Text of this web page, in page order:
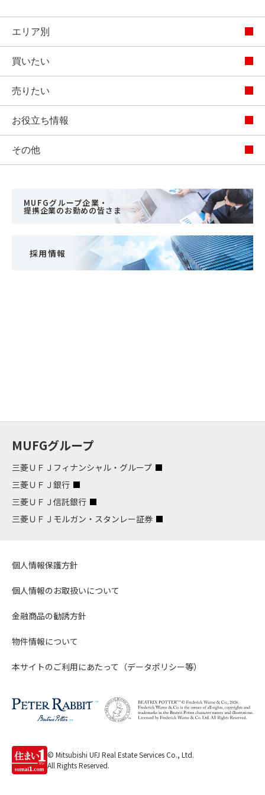
エリア別
買いたい
売りたい
お役立ち情報
その他
MUFGグループ企業・
提携企業のお勤めの皆さま
採用情報
MUFGグループ
三菱ＵＦＪフィナンシャル・グループ
三菱ＵＦＪ銀行
三菱ＵＦＪ信託銀行
三菱ＵＦＪモルガン・スタンレー証券
個人情報保護方針
個人情報のお取扱いについて
金融商品の勧誘方針
物件情報について
本サイトのご利用にあたって（データポリシー等）
© Mitsubishi UFJ Real Estate Services Co., Ltd.
All Rights Reserved.